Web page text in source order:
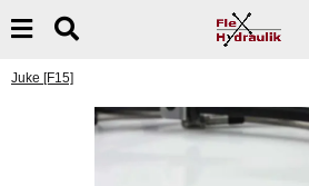
Juke [F15]